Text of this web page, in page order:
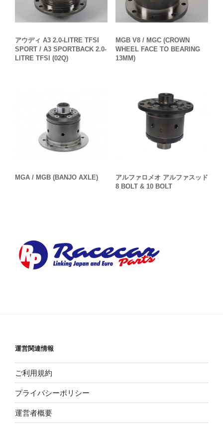
アウディ A3 2.0-LITRE TFSI
SPORT / A3 SPORTBACK 2.0-
LITRE TFSI (02Q)
MGB V8 / MGC (CROWN
WHEEL FACE TO BEARING
13MM)
MGA / MGB (BANJO AXLE)
アルファロメオ アルファスッド
8 BOLT & 10 BOLT
運営関連情報
ご利用規約
プライバシーポリシー
運営者概要